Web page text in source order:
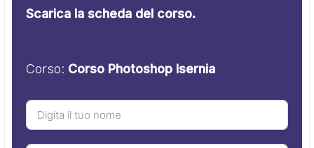
Scarica la scheda del corso.
Corso: Corso Photoshop Isernia